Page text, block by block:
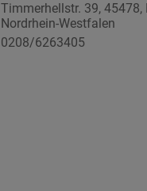
Timmerhellstr. 39, 45478,
Nordrhein-Westfalen
0208/6263405